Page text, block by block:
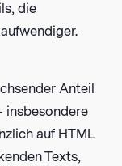
die
Anteil
insbesondere
auf HTML
Texts,